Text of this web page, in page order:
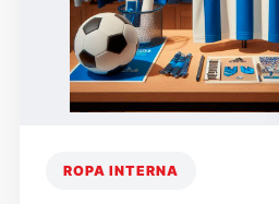
ROPA INTERNA